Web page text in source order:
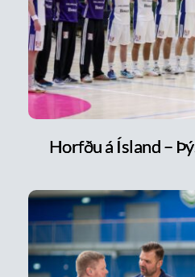
Horfðu á Ísland –